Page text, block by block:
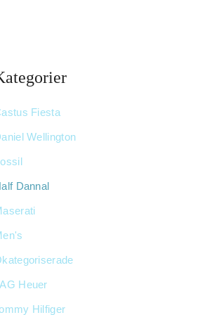
Fiesta
Wellington
Dannal
Heuer
Hilfiger